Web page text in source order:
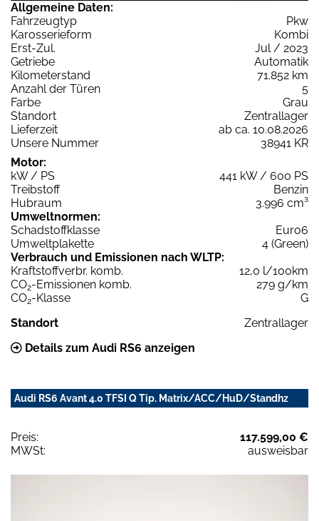
Allgemeine Daten:
Fahrzeugtyp
Pkw
Karosserieform
Kombi
Erst-Zul.
Jul / 2023
Getriebe
Automatik
Kilometerstand
71.852 km
Anzahl der Türen
5
Farbe
Grau
Standort
Zentrallager
Lieferzeit
ab ca. 10.08.2026
Unsere Nummer
38941 KR
Motor:
kW / PS
441 kW / 600 PS
Treibstoff
Benzin
Hubraum
3.996 cm³
Umweltnormen:
Schadstoffklasse
Euro6
Umweltplakette
4 (Green)
Verbrauch und Emissionen nach WLTP:
Kraftstoffverbr. komb.
12,0 l/100km
CO2-Emissionen komb.
279 g/km
CO2-Klasse
G
Standort
Zentrallager
Details zum Audi RS6 anzeigen
Audi RS6 Avant 4.0 TFSI Q Tip. Matrix/ACC/HuD/Standhz
Preis:
117.599,00 €
MWSt:
ausweisbar